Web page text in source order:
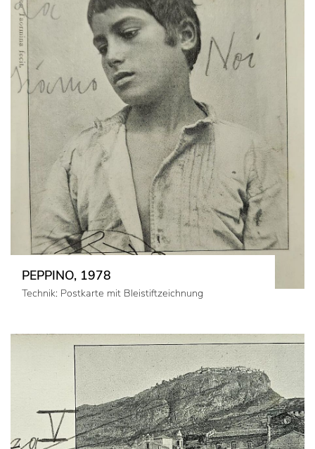
PEPPINO, 1978
Technik: Postkarte mit Bleistiftzeichnung